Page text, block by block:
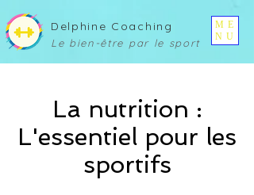
ME
NU
Delphine Coaching
Le bien-être par le sport
La nutrition :
L'essentiel pour les
sportifs